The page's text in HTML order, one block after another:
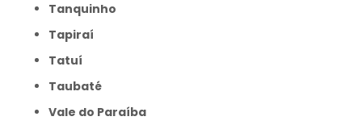
Tanquinho
Tapiraí
Tatuí
Taubaté
Vale do Paraíba